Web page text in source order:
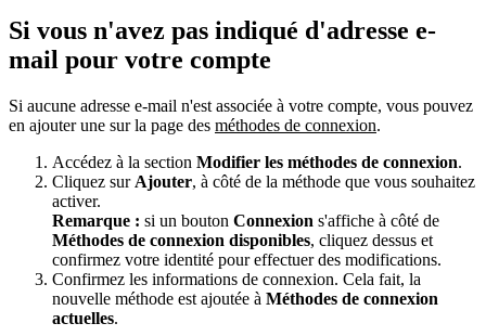
Si vous n'avez pas indiqué d'adresse e-
mail pour votre compte
Si aucune adresse e-mail n'est associée à votre compte, vous pouvez
en ajouter une sur la page des méthodes de connexion.
Accédez à la section Modifier les méthodes de connexion.
Cliquez sur Ajouter, à côté de la méthode que vous souhaitez
activer.
Remarque : si un bouton Connexion s'affiche à côté de
Méthodes de connexion disponibles, cliquez dessus et
confirmez votre identité pour effectuer des modifications.
Confirmez les informations de connexion. Cela fait, la
nouvelle méthode est ajoutée à Méthodes de connexion
actuelles.